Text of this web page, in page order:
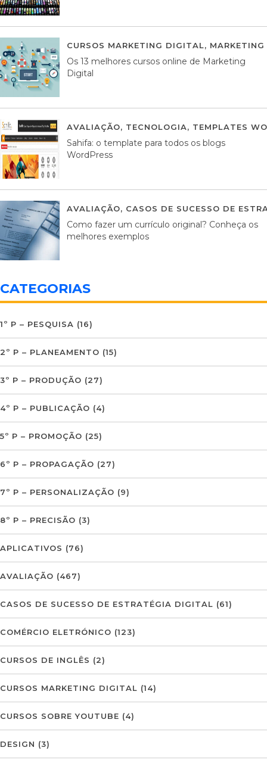
CURSOS MARKETING DIGITAL,
Os 13 melhores cursos online de Marketing
Digital
AVALIAÇÃO, TECNOLOGIA, TEMPLATES
Sahifa: o template para todos os blogs
WordPress
AVALIAÇÃO, CASOS DE SUCESSO DE
Como fazer um currículo original? Conheça os
melhores exemplos
CATEGORIAS
1º P – PESQUISA (16)
2º P – PLANEAMENTO (15)
3º P – PRODUÇÃO (27)
4º P – PUBLICAÇÃO (4)
5º P – PROMOÇÃO (25)
6º P – PROPAGAÇÃO (27)
7º P – PERSONALIZAÇÃO (9)
8º P – PRECISÃO (3)
APLICATIVOS (76)
AVALIAÇÃO (467)
CASOS DE SUCESSO DE ESTRATÉGIA DIGITAL (61)
COMÉRCIO ELETRÓNICO (123)
CURSOS DE INGLÊS (2)
CURSOS MARKETING DIGITAL (14)
CURSOS SOBRE YOUTUBE (4)
DESIGN (3)